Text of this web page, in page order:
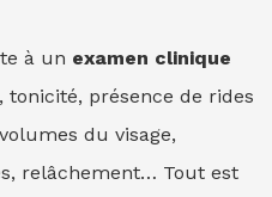
à un examen clinique
tonicité, présence de rides
du visage,
relâchement… Tout est